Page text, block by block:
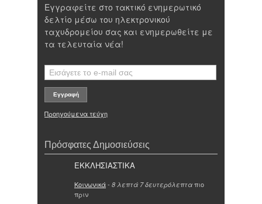
Εγγραφείτε στο τακτικό ενημερωτικό
δελτίο μέσω του ηλεκτρονικού
ταχυδρομείου σας και ενημερωθείτε με
τα τελευταία νέα!
Προηγούμενα τεύχη
Πρόσφατες Δημοσιεύσεις
ΕΚΚΛΗΣΙΑΣΤΙΚΑ
Κοινωνικά- 8 λεπτά 7 δευτερόλεπτα πιο
πριν